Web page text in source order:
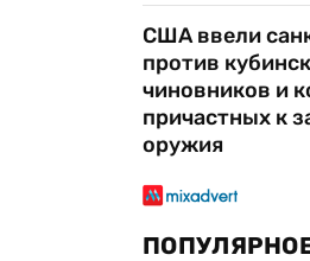
США ввели
против
чиновников и
причастных к
оружия